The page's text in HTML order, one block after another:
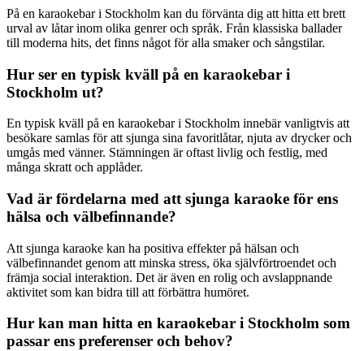
På en karaokebar i Stockholm kan du förvänta dig att hitta ett brett
urval av låtar inom olika genrer och språk. Från klassiska ballader
till moderna hits, det finns något för alla smaker och sångstilar.
Hur ser en typisk kväll på en karaokebar i
Stockholm ut?
En typisk kväll på en karaokebar i Stockholm innebär vanligtvis att
besökare samlas för att sjunga sina favoritlåtar, njuta av drycker och
umgås med vänner. Stämningen är oftast livlig och festlig, med
många skratt och applåder.
Vad är fördelarna med att sjunga karaoke för ens
hälsa och välbefinnande?
Att sjunga karaoke kan ha positiva effekter på hälsan och
välbefinnandet genom att minska stress, öka självförtroendet och
främja social interaktion. Det är även en rolig och avslappnande
aktivitet som kan bidra till att förbättra humöret.
Hur kan man hitta en karaokebar i Stockholm som
passar ens preferenser och behov?